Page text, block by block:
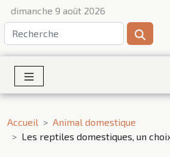
dimanche 9 août 2026
Accueil
Animal domestique
Les reptiles domestiques, un